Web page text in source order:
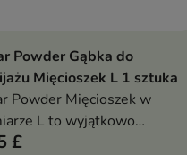
Pokaż szczegóły
Powder Gąbka do
Mięcioszek L 1 sztuka
Powder Mięcioszek w
L to wyjątkowo
gąbeczka do makijażu,
£